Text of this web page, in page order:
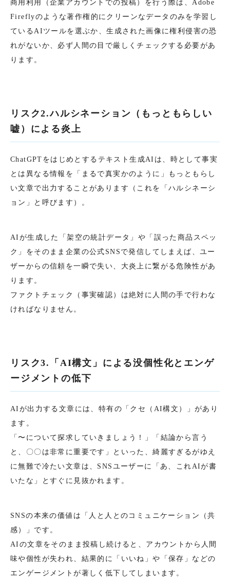
商用利用（企業アカウントでの投稿）を行う際は、Adobe
Fireflyのような著作権的にクリーンなデータのみを学習し
ているAIツールを選ぶか、生成された画像に権利侵害の恐
れがないか、必ず人間の目で厳しくチェックする必要があ
ります。
リスク2.ハルシネーション（もっともらしい
嘘）による炎上
ChatGPTをはじめとするテキスト生成AIは、時として事実
とは異なる情報を「まるで真実かのように」もっともらし
い文章で出力することがあります（これを「ハルシネーシ
ョン」と呼びます）。
AIが生成した「架空の統計データ」や「誤った商品スペッ
ク」をそのまま企業の公式SNSで発信してしまえば、ユー
ザーからの信頼を一瞬で失い、大炎上に繋がる危険性があ
ります。
ファクトチェック（事実確認）は絶対に人間の手で行わな
ければなりません。
リスク3.「AI構文」による没個性化とエンゲ
ージメントの低下
AIが出力する文章には、特有の「クセ（AI構文）」があり
ます。
「〜について探求していきましょう！」「結論から言う
と、〇〇は非常に重要です」といった、綺麗すぎるがゆえ
に無難で冷たい文章は、SNSユーザーに「あ、これAIが書
いたな」とすぐに見抜かれます。
SNSの本来の価値は「人と人とのコミュニケーション（共
感）」です。
AIの文章をそのまま投稿し続けると、アカウントから人間
味や個性が失われ、結果的に「いいね」や「保存」などの
エンゲージメントが著しく低下してしまいます。